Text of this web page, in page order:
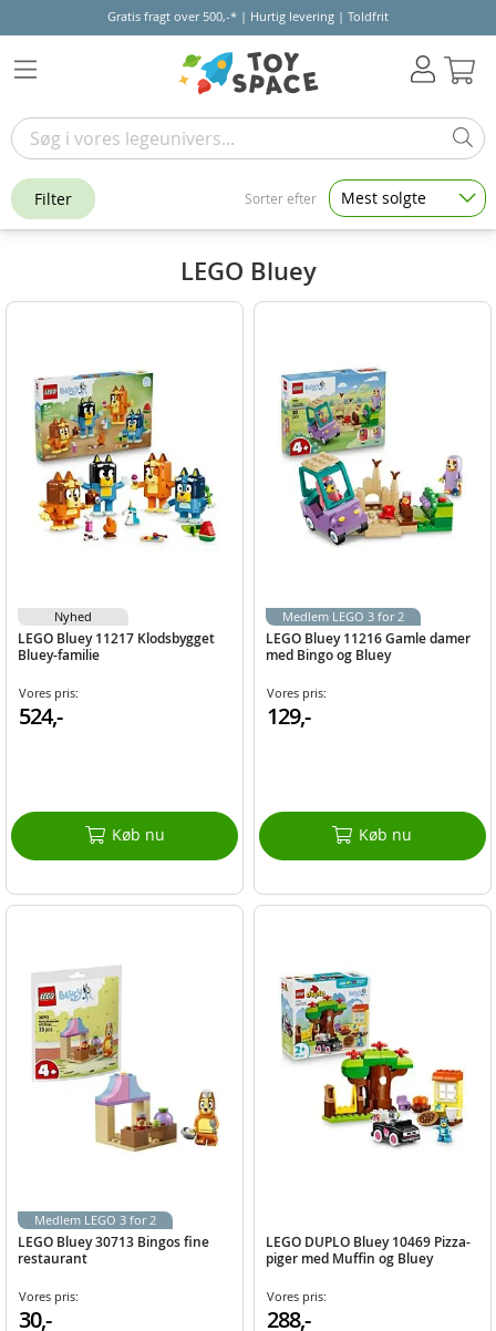
Gratis fragt over 500,-* | Hurtig levering | Toldfrit
LEGO Bluey
LEGO Bluey 11217 Klodsbygget
Bluey-familie
Vores pris:
524,-
Køb nu
Nyhed
LEGO Bluey 11216 Gamle damer
med Bingo og Bluey
Vores pris:
129,-
Køb nu
Medlem LEGO 3 for 2
LEGO Bluey 30713 Bingos fine
restaurant
Vores pris:
30,-
Medlem LEGO 3 for 2
LEGO DUPLO Bluey 10469 Pizza-
piger med Muffin og Bluey
Vores pris:
288,-
Filter Sorter efter Mest solgte